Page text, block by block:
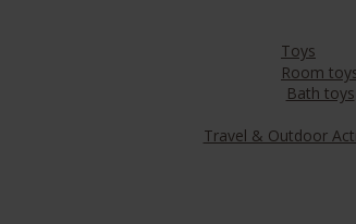
Toys
Room
Bath toys
Travel & Outdoor